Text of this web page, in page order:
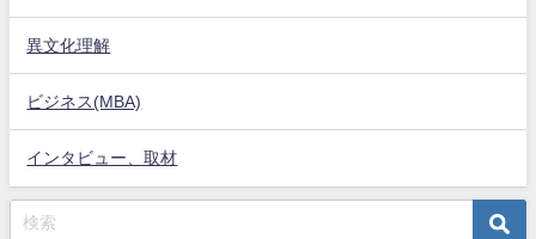
異文化理解
ビジネス(MBA)
インタビュー、取材